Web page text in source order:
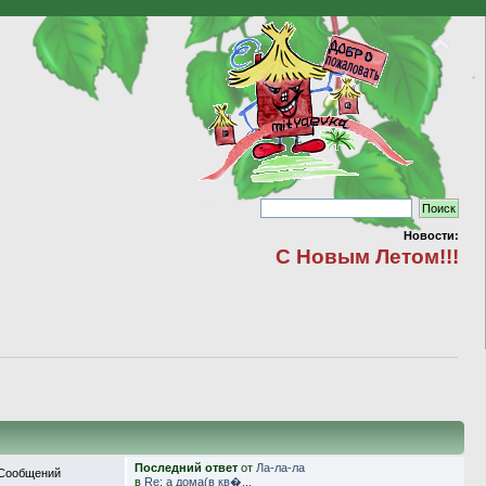
Новости:
С Новым Летом!!!
Последний ответ от Ла-ла-ла
в Re: а дома(в кв�...